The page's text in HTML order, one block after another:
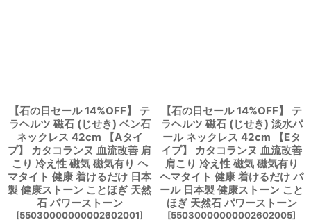
【石の日セール 14%OFF】 テ
ラヘルツ 磁石 (じせき) ベン石
ネックレス 42cm 【Aタイ
プ】 カタコランヌ 血流改善 肩
こり 冷え性 磁気 磁気有り ヘ
マタイト 健康 着けるだけ 日本
製 健康ストーン ことほぎ 天然
石 パワーストーン
[55030000000002602001]
【石の日セール 14%OFF】 テ
ラヘルツ 磁石 (じせき) 淡水パ
ール ネックレス 42cm 【Eタ
イプ】 カタコランヌ 血流改善
肩こり 冷え性 磁気 磁気有り
ヘマタイト 健康 着けるだけ パ
ール 日本製 健康ストーン こと
ほぎ 天然石 パワーストーン
[55030000000002602005]